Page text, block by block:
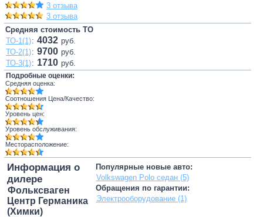
3 отзыва
3 отзыва
Средняя стоимость ТО
ТО-1(1): 4032 руб.
ТО-2(1): 9700 руб.
ТО-3(1): 1710 руб.
Подробные оценки:
Средняя оценка:
Соотношения Цена/Качество:
Уровень цен:
Уровень обслуживания:
Месторасположение:
Популярные новые авто:
Volkswagen Polo седан (5)
Обращения по гарантии:
Электрооборудование (1)
Информация о
дилере
Фольксваген
Центр Германика
(Химки)